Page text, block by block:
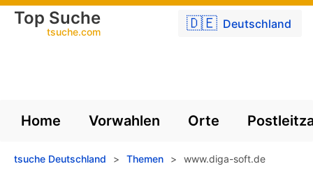
🇩🇪 Deutschland
Top Suche
tsuche.com
Home Vorwahlen Orte
tsuche Deutschland > Themen > www.diga-soft.de